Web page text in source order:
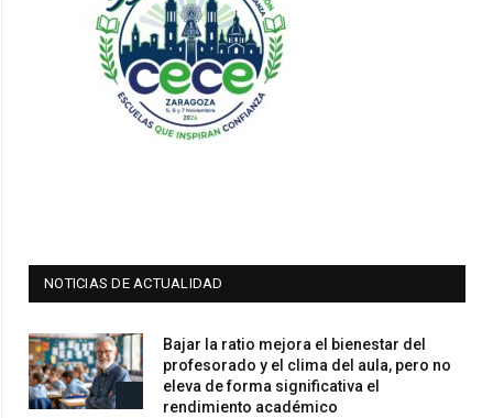
NOTICIAS DE ACTUALIDAD
Bajar la ratio mejora el bienestar del
profesorado y el clima del aula, pero no
eleva de forma significativa el
rendimiento académico